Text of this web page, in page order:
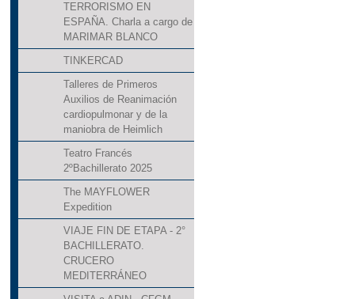
TERRORISMO EN
ESPAÑA. Charla a cargo de
MARIMAR BLANCO
TINKERCAD
Talleres de Primeros
Auxilios de Reanimación
cardiopulmonar y de la
maniobra de Heimlich
Teatro Francés
2ºBachillerato 2025
The MAYFLOWER
Expedition
VIAJE FIN DE ETAPA - 2°
BACHILLERATO.
CRUCERO
MEDITERRÁNEO